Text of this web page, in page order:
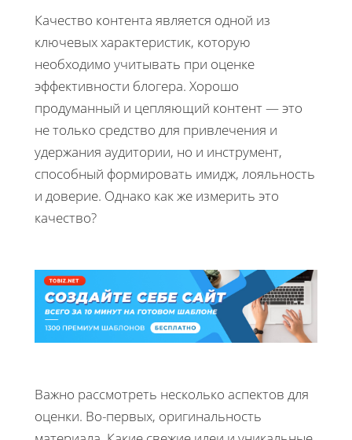
Качество контента является одной из
ключевых характеристик, которую
необходимо учитывать при оценке
эффективности блогера. Хорошо
продуманный и цепляющий контент — это
не только средство для привлечения и
удержания аудитории, но и инструмент,
способный формировать имидж, лояльность
и доверие. Однако как же измерить это
качество?
Важно рассмотреть несколько аспектов для
оценки. Во-первых, оригинальность